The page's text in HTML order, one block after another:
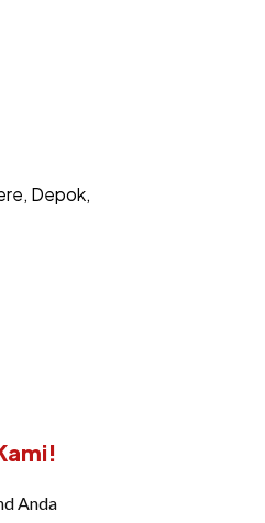
Depok,
Anda